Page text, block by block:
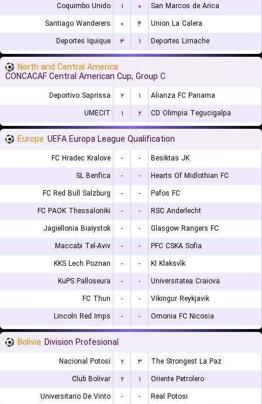
Coquimbo Unido
۱ ۰
San Marcos de Arica
Santiago Wanderers
۰ ۴
Union La Calera
Deportes Iquique
۳ ۱ Deportes Limache
North and Central America
CONCACAF Central American Cup, Group C
Deportivo Saprissa ۲ ۱
Alianza FC Panama
UMECIT
۱ ۲ CD Olimpia Tegucigalpa
Europe UEFA Europa League Qualification
FC Hradec Kralove - -
Besiktas JK
SL Benfica
- -
Hearts Of Midlothian FC
FC Red Bull Salzburg
- -
Pafos FC
FC PAOK Thessaloniki
- -
RSC Anderlecht
Jagiellonia Białystok
- -
Glasgow Rangers FC
Maccabi Tel-Aviv
- -
PFC CSKA Sofia
KKS Lech Poznan
- -
KI Klaksvík
KuPS Palloseura
- -
Universitatea Craiova
FC Thun
- -
Vikingur Reykjavik
Lincoln Red Imps
- - Omonia FC Nicosia
Bolivia Division Profesional
Nacional Potosi ۲ ۳
The Strongest La Paz
Club Bolivar
۲ ۱
Oriente Petrolero
Universitario De Vinto
- - Real Potosi